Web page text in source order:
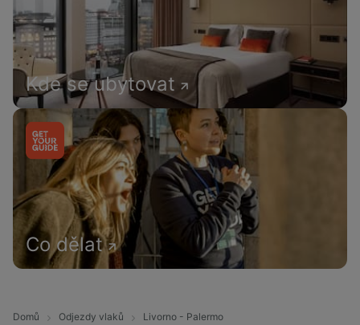
Kde se ubytovat
Co dělat
Domů Odjezdy vlaků Livorno - Palermo